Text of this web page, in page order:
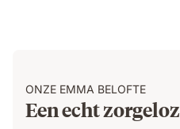
ONZE EMMA BELOFTE
Een echt